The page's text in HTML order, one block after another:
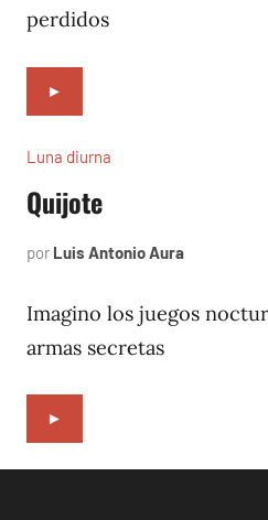
perdidos
►
Luna diurna
Quijote
por Luis Antonio Aura
2002
Imagino los juegos
armas secretas
►